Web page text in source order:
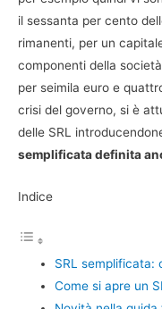
il sessanta per cento
rimanenti, per un
componenti della
per seimila euro e
crisi del governo, si è
delle SRL
semplificata definita
Indice
SRL semplificata:
Come si apre un